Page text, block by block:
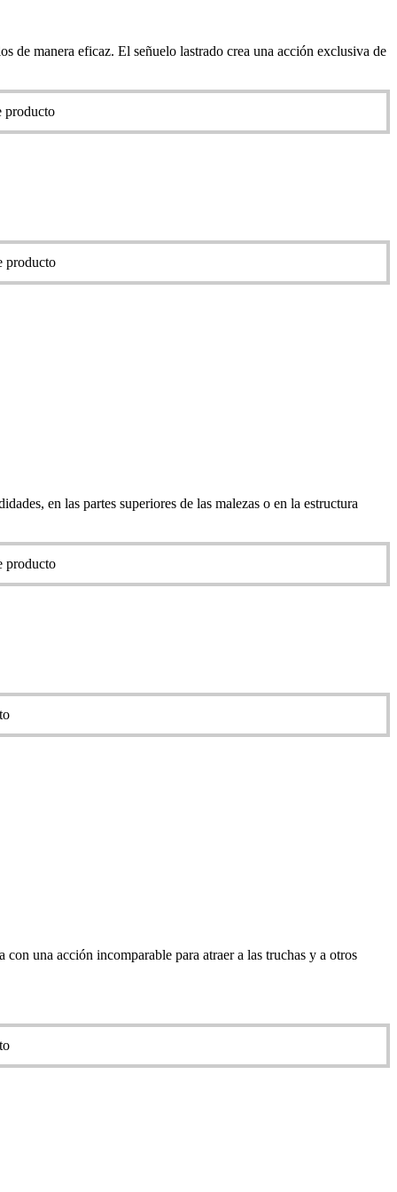
de manera eficaz. El señuelo lastrado crea una acción exclusiva de
producto
producto
en las partes superiores de las malezas o en la estructura
producto
una acción incomparable para atraer a las truchas y a otros